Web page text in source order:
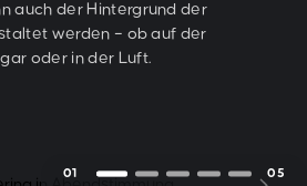
auch der Hintergrund der
werden – ob auf der
oder in der Luft.
01 05